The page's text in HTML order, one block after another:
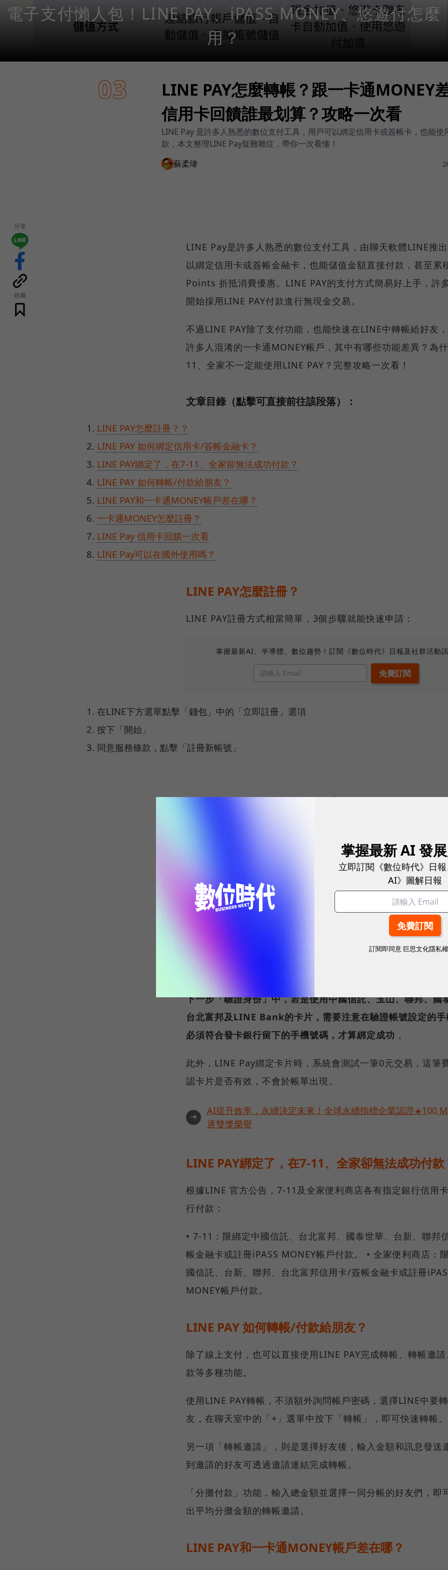
電子支付懶人包！LINE PAY、iPASS MONEY、悠遊付怎麼
用？
03
LINE PAY怎麼轉帳？跟一卡通MONEY
信用卡回饋誰最划算？攻略一次看
LINE Pay 是許多人熟悉的數位支付工具，用戶可以綁定信用卡或簽帳卡，也能使
款，本文整理LINE Pay疑難雜症，帶你一次看懂！
蘇柔瑋
分享
收藏
LINE Pay是許多人熟悉的數位支付工具，由聊天軟體LINE推
以綁定信用卡或簽帳金融卡，也能儲值金額直接付款，甚至累
Points 折抵消費優惠。LINE PAY的支付方式簡易好上手，許
開始採用LINE PAY付款進行無現金交易。
不過LINE PAY除了支付功能，也能快速在LINE中轉帳給好友
許多人混淆的一卡通MONEY帳戶，其中有哪些功能差異？為
11、全家不一定能使用LINE PAY？完整攻略一次看！
文章目錄（點擊可直接前往該段落）：
LINE PAY怎麼註冊？？
LINE PAY 如何綁定信用卡/簽帳金融卡？
LINE PAY綁定了，在7-11、全家卻無法成功付款？
LINE PAY 如何轉帳/付款給朋友？
LINE PAY和一卡通MONEY帳戶差在哪？
一卡通MONEY怎麼註冊？
LINE Pay 信用卡回饋一次看
LINE Pay可以在國外使用嗎？
LINE PAY怎麼註冊？
LINE PAY註冊方式相當簡單，3個步驟就能快速申請：
掌握最新AI、半導體、數位趨勢！訂閱《數位時代》日報及社群活動
在LINE下方選單點擊「錢包」中的「立即註冊」選項
按下「開始」
同意服務條款，點擊「註冊新帳號」
LINE PAY 如何綁定信用卡/簽帳金融卡？
根據LINE PAY官網，
LINE Pay可以綁定任一家銀行的Visa、
MasterCard及JCB信用卡或簽帳金融卡，最多可綁定10張卡
首先，於在LINE應用程式中點擊「錢包」＞「LINE Pay」＞
片」，輸入卡片資料。
下一步「驗證身份」中，若是使用中國信託、玉山、聯邦、國
台北富邦及LINE Bank的卡片，需要注意在驗證帳號設定的
必須符合發卡銀行留下的手機號碼，才算綁定成功 。
此外，LINE Pay綁定卡片時，系統會測試一筆0元交易，這筆
認卡片是否有效，不會於帳單出現。
➜
AI提升效率，永續決定未來！全球永續指標企業認證☀️100
逐雙獎榮譽
LINE PAY綁定了，在7-11、全家卻無法成功付款
根據LINE 官方公告，7-11及全家便利商店各有指定銀行信用
行付款：
• 7-11：限綁定中國信託、台北富邦、國泰世華、台新、聯邦
帳金融卡或註冊iPASS MONEY帳戶付款。 • 全家便利商店：
國信託、台新、聯邦、台北富邦信用卡/簽帳金融卡或註冊
MONEY帳戶付款。
LINE PAY 如何轉帳/付款給朋友？
除了線上支付，也可以直接使用LINE PAY完成轉帳、轉帳邀
款等多種功能。
使用LINE PAY轉帳，不須額外詢問帳戶密碼，選擇LINE中要
友，在聊天室中的「+」選單中按下「轉帳」，即可快速轉帳。
另一項「轉帳邀請」，則是選擇好友後，輸入金額和訊息發送
到邀請的好友可透過邀請連結完成轉帳。
「分攤付款」功能，輸入總金額並選擇一同分帳的好友們，即
出平均分攤金額的轉帳邀請。
LINE PAY和一卡通MONEY帳戶差在哪？
掌握最新 AI 發
立即訂閱《數位時代》日
AI》圖解日報
訂閱即同意 巨思文化隱私